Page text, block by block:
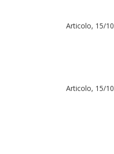
Articolo, 15/
Articolo, 15/